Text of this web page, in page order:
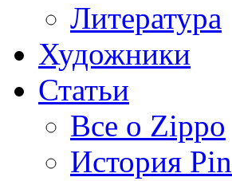
Литература
Художники
Статьи
Все о Zippo
История